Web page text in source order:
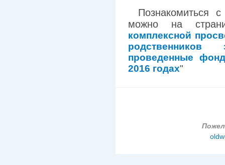
Познакомиться
можно на
комплексной
проведенные
2016 годах"